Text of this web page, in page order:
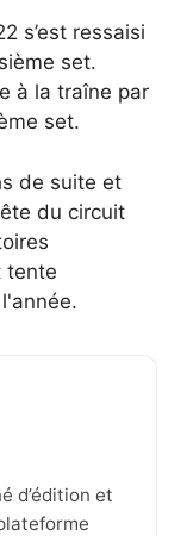
s’est ressaisi
set.
à la traîne par
set.
de suite et
du circuit
tente
d’édition et